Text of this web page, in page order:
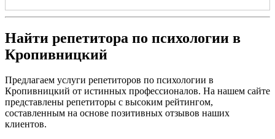
Найти репетитора по психологии в
Кропивницкий
Предлагаем услуги репетиторов по психологии в
Кропивницкий от истинных профессионалов. На нашем сайте
представлены репетиторы с высоким рейтингом,
составленным на основе позитивных отзывов наших
клиентов.